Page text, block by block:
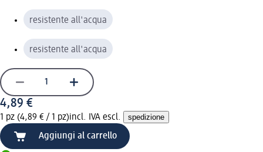
resistente all'acqua
resistente all'acqua
4,89 €
1 pz (4,89 € / 1 pz)incl. IVA escl. spedizione
Aggiungi al carrello